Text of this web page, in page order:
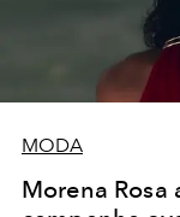
MODA
Morena Rosa